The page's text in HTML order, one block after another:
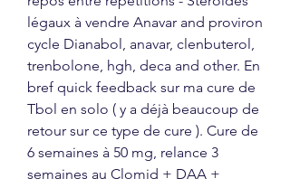
légaux à vendre Anavar and proviron
cycle Dianabol, anavar, clenbuterol,
trenbolone, hgh, deca and other. En
bref quick feedback sur ma cure de
Tbol en solo ( y a déjà beaucoup de
retour sur ce type de cure ). Cure de
6 semaines à 50 mg, relance 3
semaines au Clomid + DAA +